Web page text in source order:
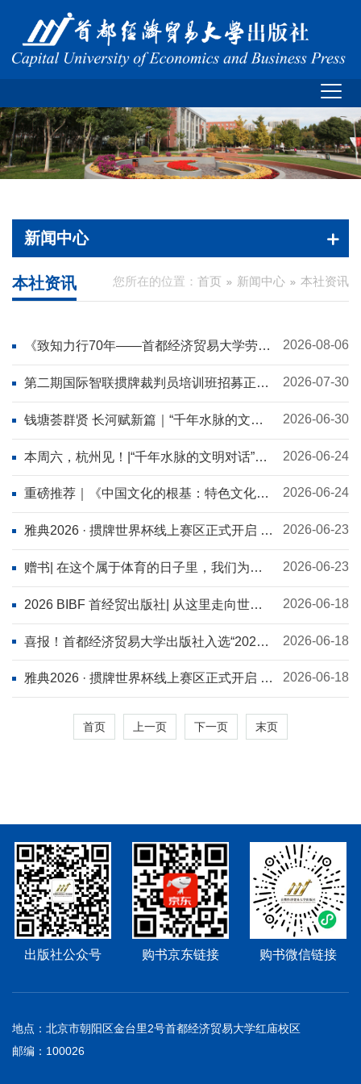
新闻中心
您所在的位置： 首页 新闻中心 本社资讯
本社资讯
《致知力行70年——首都经济贸易大学劳动
经济学院志》序言
2026-08-06
第二期国际智联掼牌裁判员培训班招募正式
启动！
2026-07-30
钱塘荟群贤 长河赋新篇｜“千年水脉的文明
对话”大运河文化论坛成功举办
2026-06-30
本周六，杭州见！|“千年水脉的文明对话”大
运河文化论坛，这份温馨提示请收好
2026-06-24
重磅推荐｜《中国文化的根基：特色文化产
业研究（第八辑）》：解码乡村振兴的文化
力量
2026-06-24
雅典2026 · 掼牌世界杯线上赛区正式开启 强
国运动助力掼牌竞技赛事，打造掼牌文化出
海超级战舰
2026-06-23
赠书| 在这个属于体育的日子里，我们为你
准备了一份特别的礼物
2026-06-23
2026 BIBF 首经贸出版社| 从这里走向世界
的中国好书
2026-06-18
喜报！首都经济贸易大学出版社入选“2026
中国图书海外馆藏影响力出版100强”
2026-06-18
雅典2026 · 掼牌世界杯线上赛区正式开启 强
国运动助力掼牌竞技赛事，打造掼牌文化出
2026-06-18
首页 上一页 下一页 末页
出版社公众号 购书京东链接 购书微信链接
地点：北京市朝阳区金台里2号首都经济贸易大学红庙校区
邮编：100026